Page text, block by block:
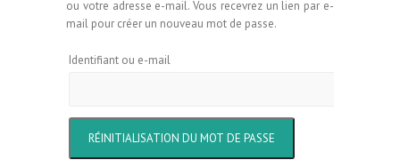
ou votre adresse e-mail. Vous recevrez un lien par e-
mail pour créer un nouveau mot de passe.
Identifiant ou e-mail
RÉINITIALISATION DU MOT DE PASSE